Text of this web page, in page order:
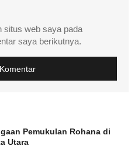
situs web saya pada
saya berikutnya.
Pemukulan Rohana di
Utara